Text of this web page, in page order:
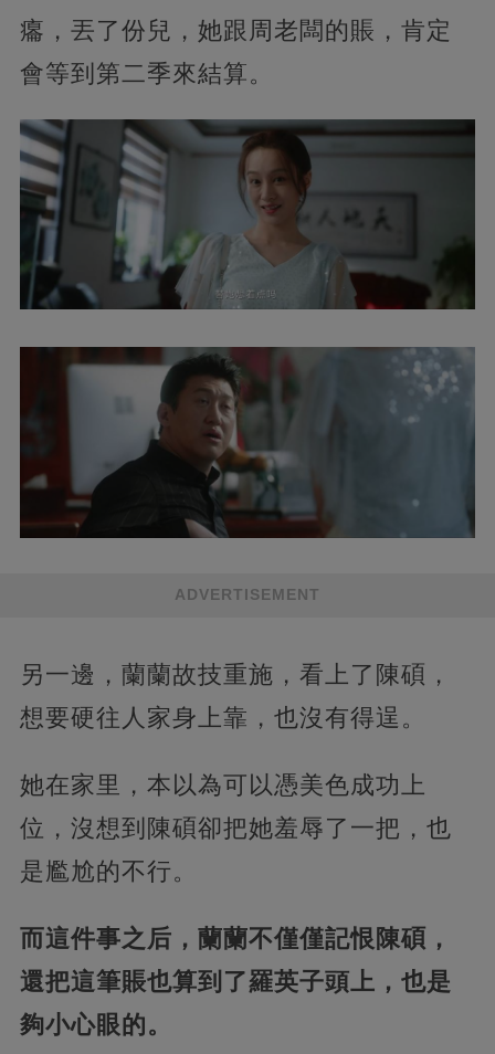
癟，丟了份兒，她跟周老闆的賬，肯定
會等到第二季來結算。
ADVERTISEMENT
另一邊，蘭蘭故技重施，看上了陳碩，
想要硬往人家身上靠，也沒有得逞。
她在家里，本以為可以憑美色成功上
位，沒想到陳碩卻把她羞辱了一把，也
是尷尬的不行。
而這件事之后，蘭蘭不僅僅記恨陳碩，
還把這筆賬也算到了羅英子頭上，也是
夠小心眼的。